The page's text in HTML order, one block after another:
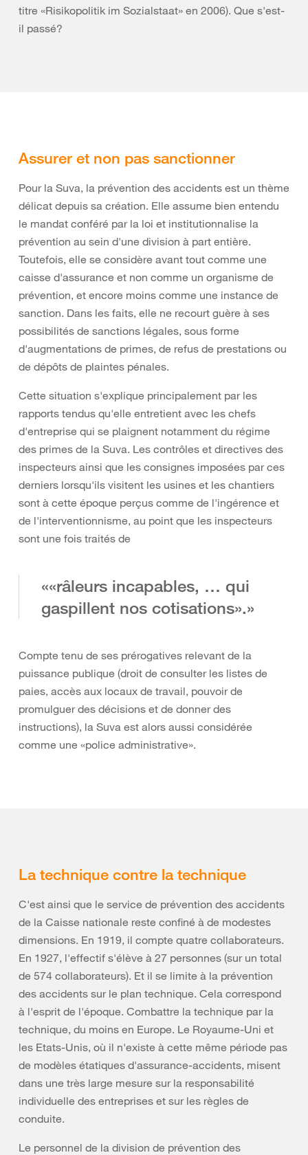
titre «Risikopolitik im Sozialstaat» en 2006). Que s'est-
il passé?
Assurer et non pas sanctionner
Pour la Suva, la prévention des accidents est un thème
délicat depuis sa création. Elle assume bien entendu
le mandat conféré par la loi et institutionnalise la
prévention au sein d'une division à part entière.
Toutefois, elle se considère avant tout comme une
caisse d'assurance et non comme un organisme de
prévention, et encore moins comme une instance de
sanction. Dans les faits, elle ne recourt guère à ses
possibilités de sanctions légales, sous forme
d'augmentations de primes, de refus de prestations ou
de dépôts de plaintes pénales.
Cette situation s'explique principalement par les
rapports tendus qu'elle entretient avec les chefs
d'entreprise qui se plaignent notamment du régime
des primes de la Suva. Les contrôles et directives des
inspecteurs ainsi que les consignes imposées par ces
derniers lorsqu'ils visitent les usines et les chantiers
sont à cette époque perçus comme de l'ingérence et
de l'interventionnisme, au point que les inspecteurs
sont une fois traités de
««râleurs incapables, … qui
gaspillent nos cotisations».»
Compte tenu de ses prérogatives relevant de la
puissance publique (droit de consulter les listes de
paies, accès aux locaux de travail, pouvoir de
promulguer des décisions et de donner des
instructions), la Suva est alors aussi considérée
comme une «police administrative».
La technique contre la technique
C'est ainsi que le service de prévention des accidents
de la Caisse nationale reste confiné à de modestes
dimensions. En 1919, il compte quatre collaborateurs.
En 1927, l'effectif s'élève à 27 personnes (sur un total
de 574 collaborateurs). Et il se limite à la prévention
des accidents sur le plan technique. Cela correspond
à l'esprit de l'époque. Combattre la technique par la
technique, du moins en Europe. Le Royaume-Uni et
les Etats-Unis, où il n'existe à cette même période pas
de modèles étatiques d'assurance-accidents, misent
dans une très large mesure sur la responsabilité
individuelle des entreprises et sur les règles de
conduite.
Le personnel de la division de prévention des